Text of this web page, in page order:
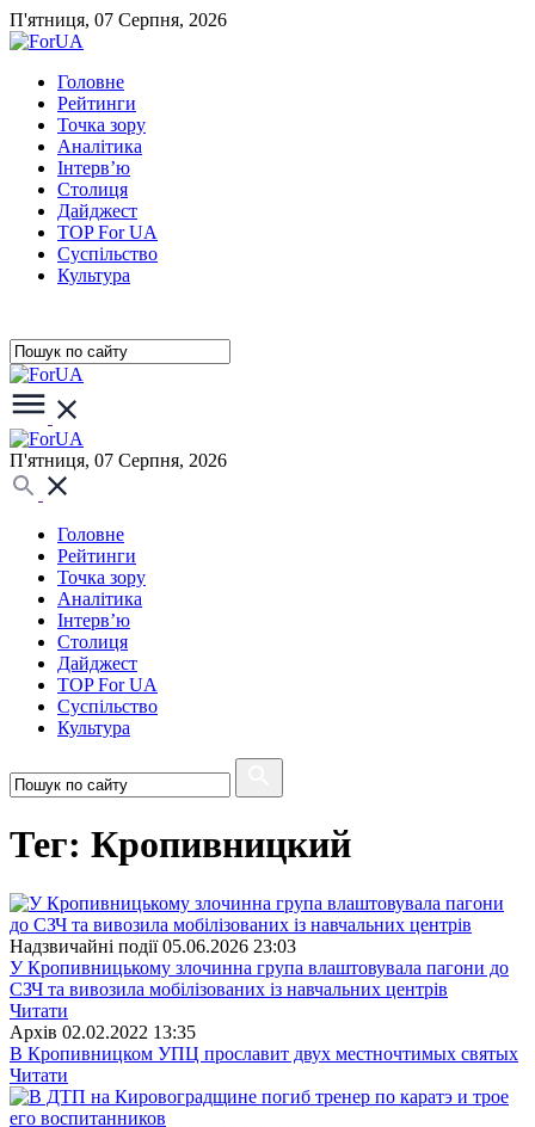
П'ятниця, 07 Серпня, 2026
Головне
Рейтинги
Точка зору
Аналітика
Інтерв’ю
Столиця
Дайджест
TOP For UA
Суспiльство
Культура
П'ятниця, 07 Серпня, 2026
Головне
Рейтинги
Точка зору
Аналітика
Інтерв’ю
Столиця
Дайджест
TOP For UA
Суспiльство
Культура
Тег: Кропивницкий
Надзвичайні події 05.06.2026 23:03
У Кропивницькому злочинна група влаштовувала пагони до
СЗЧ та вивозила мобілізованих із навчальних центрів
Читати
Архiв 02.02.2022 13:35
В Кропивницком УПЦ прославит двух местночтимых святых
Читати